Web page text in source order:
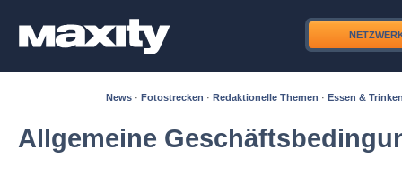
News · Fotostrecken · Redaktionelle Themen · Essen &
Allgemeine